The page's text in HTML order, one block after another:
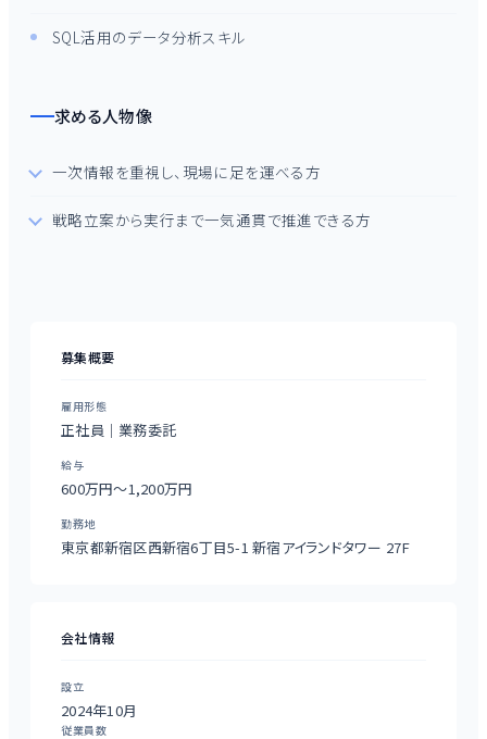
SQL活用のデータ分析スキル
求める人物像
一次情報を重視し、現場に足を運べる方
戦略立案から実行まで一気通貫で推進できる方
募集概要
雇用形態
正社員｜業務委託
給与
600万円〜1,200万円
勤務地
東京都新宿区西新宿6丁目5-1 新宿アイランドタワー 27F
会社情報
設立
2024年10月
従業員数